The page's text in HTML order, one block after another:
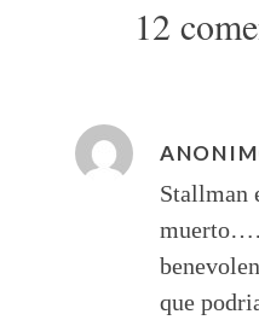
12
Stallman
que